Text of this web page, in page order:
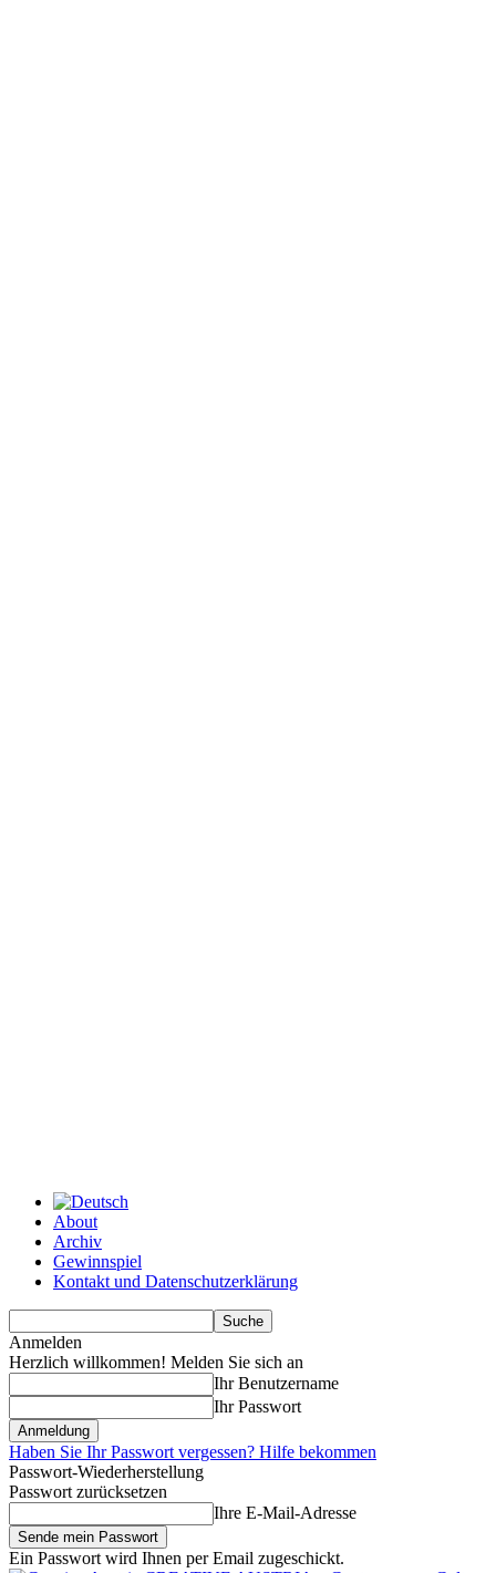
About
Archiv
Gewinnspiel
Kontakt und Datenschutzerklärung
Anmelden
Herzlich willkommen! Melden Sie sich an
Ihr Benutzername
Ihr Passwort
Haben Sie Ihr Passwort vergessen? Hilfe bekommen
Passwort-Wiederherstellung
Passwort zurücksetzen
Ihre E-Mail-Adresse
Ein Passwort wird Ihnen per Email zugeschickt.